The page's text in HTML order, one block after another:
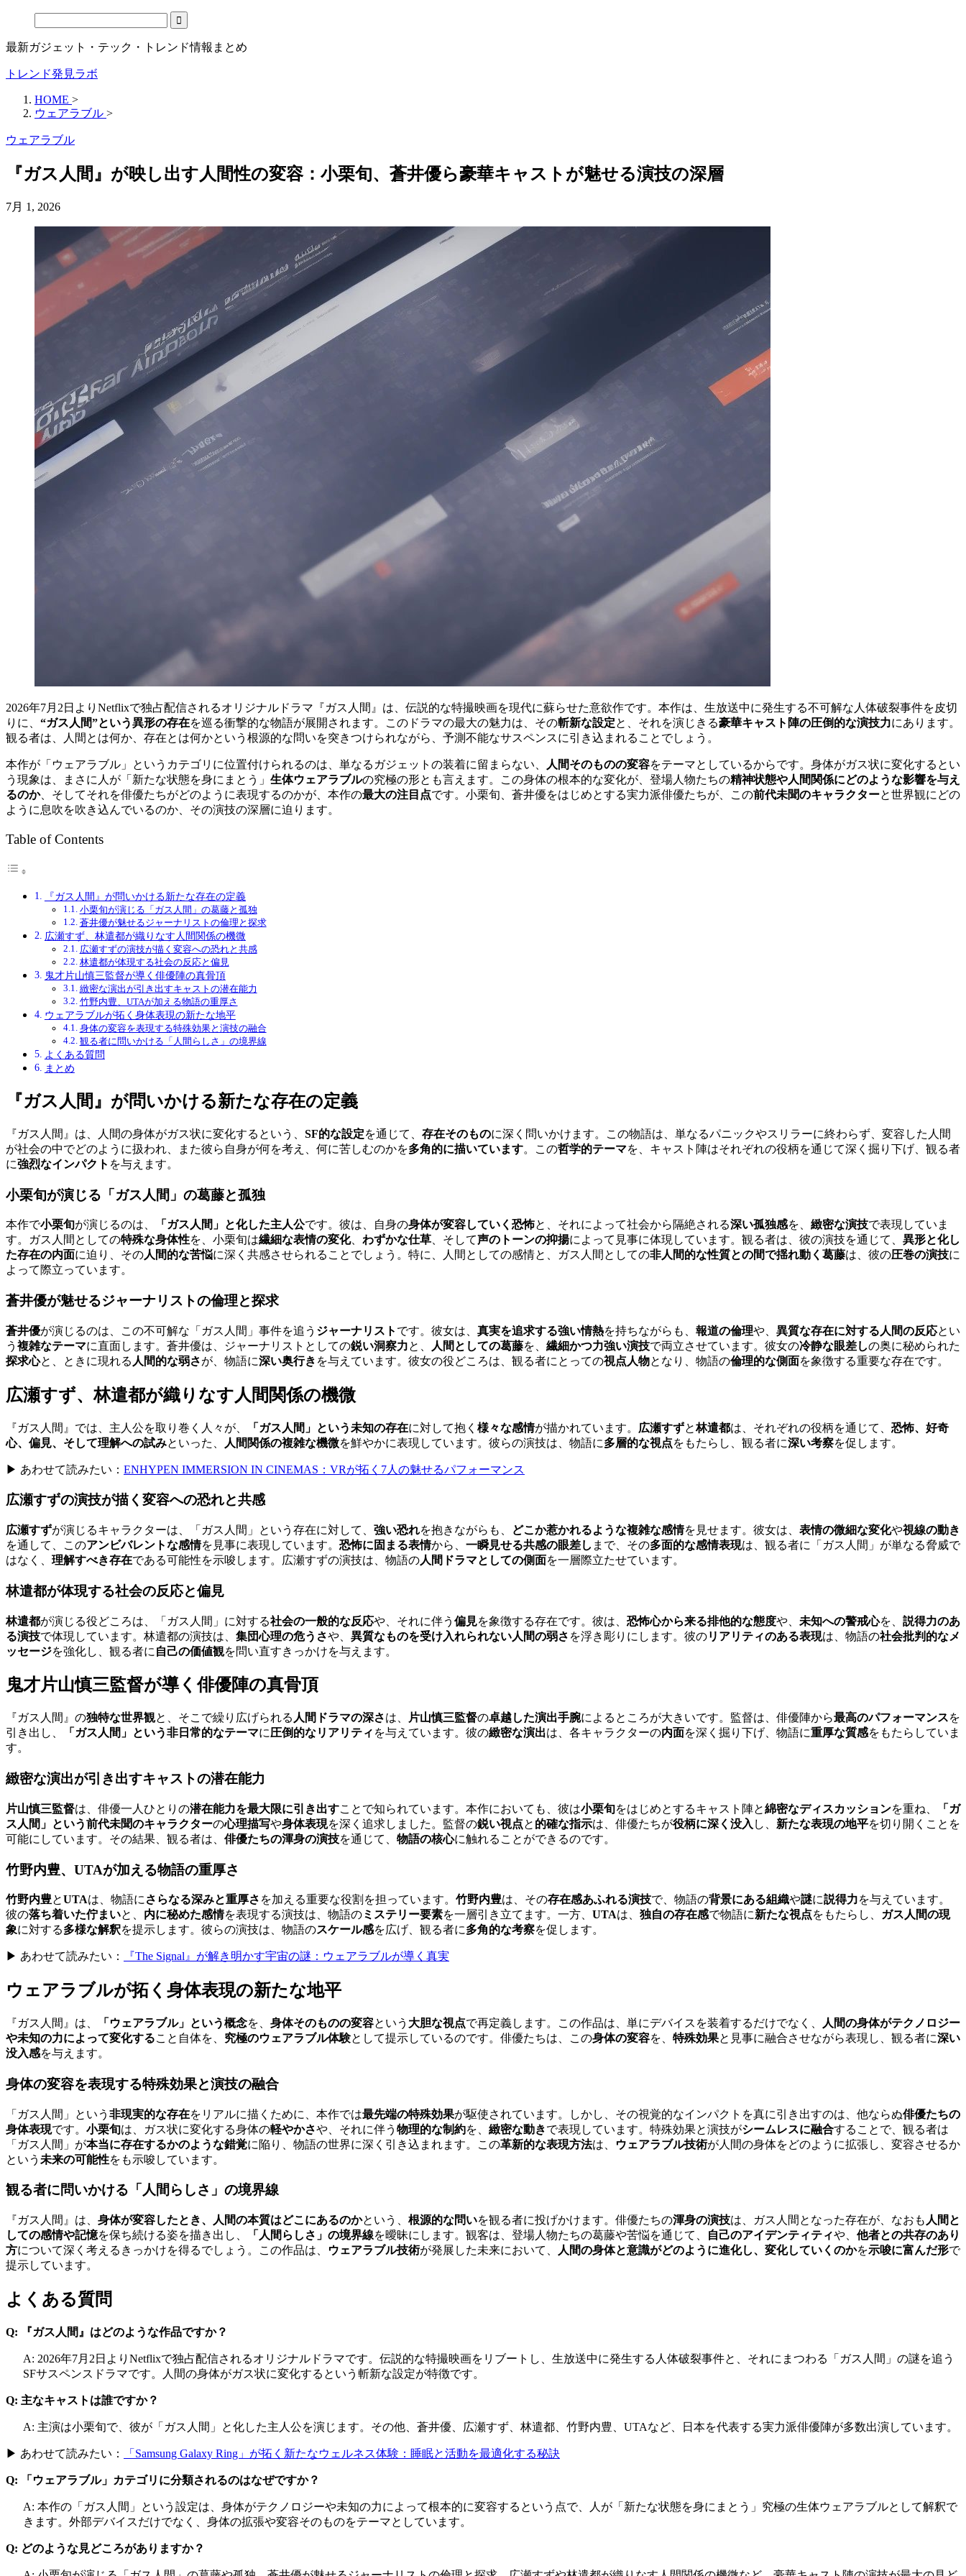
最新ガジェット・テック・トレンド情報まとめ
トレンド発見ラボ
HOME >
ウェアラブル >
ウェアラブル
『ガス人間』が映し出す人間性の変容：小栗旬、蒼井優ら豪華キャストが魅せる演技の深層
7月 1, 2026
2026年7月2日よりNetflixで独占配信されるオリジナルドラマ『ガス人間』は、伝説的な特撮映画を現代に蘇らせた意欲作です。本作は、生放送中に発生する不可解な人体破裂事件を皮切
りに、 “ガス人間”という異形の存在を巡る衝撃的な物語が展開されます。このドラマの最大の魅力は、その斬新な設定と、それを演じきる豪華キャスト陣の圧倒的な演技力にあります。
観る者は、人間とは何か、存在とは何かという根源的な問いを突きつけられながら、予測不能なサスペンスに引き込まれることでしょう。
本作が「ウェアラブル」というカテゴリに位置付けられるのは、単なるガジェットの装着に留まらない、 人間そのものの変容をテーマとしているからです。身体がガス状に変化するとい
う現象は、まさに人が「新たな状態を身にまとう」 生体ウェアラブルの究極の形とも言えます。この身体の根本的な変化が、登場人物たちの精神状態や人間関係にどのような影響を与え
るのか、そしてそれを俳優たちがどのように表現するのかが、本作の最大の注目点です。小栗旬、蒼井優をはじめとする実力派俳優たちが、この前代未聞のキャラクターと世界観にどの
ように息吹を吹き込んでいるのか、その演技の深層に迫ります。
Table of Contents
『ガス人間』が問いかける新たな存在の定義
小栗旬が演じる「ガス人間」の葛藤と孤独
蒼井優が魅せるジャーナリストの倫理と探求
広瀬すず、林遣都が織りなす人間関係の機微
広瀬すずの演技が描く変容への恐れと共感
林遣都が体現する社会の反応と偏見
鬼才片山慎三監督が導く俳優陣の真骨頂
緻密な演出が引き出すキャストの潜在能力
竹野内豊、UTAが加える物語の重厚さ
ウェアラブルが拓く身体表現の新たな地平
身体の変容を表現する特殊効果と演技の融合
観る者に問いかける「人間らしさ」の境界線
よくある質問
まとめ
『ガス人間』が問いかける新たな存在の定義
『ガス人間』は、人間の身体がガス状に変化するという、 SF的な設定を通じて、 存在そのものに深く問いかけます。この物語は、単なるパニックやスリラーに終わらず、変容した人間
が社会の中でどのように扱われ、また彼ら自身が何を考え、何に苦しむのかを多角的に描いています。この哲学的テーマを、キャスト陣はそれぞれの役柄を通じて深く掘り下げ、観る者
に強烈なインパクト を与えます。
小栗旬が演じる「ガス人間」の葛藤と孤独
本作で小栗旬が演じるのは、 「ガス人間」と化した主人公です。彼は、自身の身体が変容していく恐怖と、それによって社会から隔絶される深い孤独感を、 緻密な演技で表現していま
す。ガス人間としての特殊な身体性を、小栗旬は繊細な表情の変化、 わずかな仕草、そして声のトーンの抑揚によって見事に体現しています。観る者は、彼の演技を通じて、 異形と化し
た存在の内面に迫り、その人間的な苦悩に深く共感させられることでしょう。特に、人間としての感情と、ガス人間としての非人間的な性質との間で揺れ動く葛藤は、彼の圧巻の演技に
よって際立っています。
蒼井優が魅せるジャーナリストの倫理と探求
蒼井優が演じるのは、この不可解な「ガス人間」事件を追う ジャーナリスト です。彼女は、 真実を追求する強い情熱を持ちながらも、 報道の倫理や、 異質な存在に対する人間の反応とい
う 複雑なテーマに直面します。蒼井優は、ジャーナリストとしての鋭い洞察力と、 人間としての葛藤を、 繊細かつ力強い演技で両立させています。彼女の冷静な眼差しの奥に秘められた
探求心と、ときに現れる 人間的な弱さが、物語に深い奥行き を与えています。彼女の役どころは、観る者にとっての視点人物となり、物語の倫理的な側面を象徴する重要な存在です。
広瀬すず、林遣都が織りなす人間関係の機微
『ガス人間』では、主人公を取り巻く人々が、 「ガス人間」という未知の存在に対して抱く 様々な感情が描かれています。 広瀬すずと林遣都は、それぞれの役柄を通じて、 恐怖、好奇
心、偏見、そして理解への試みといった、 人間関係の複雑な機微を鮮やかに表現しています。彼らの演技は、物語に多層的な視点をもたらし、観る者に深い考察を促します。
▶ あわせて読みたい： ENHYPEN IMMERSION IN CINEMAS：VRが拓く7人の魅せるパフォーマンス
広瀬すずの演技が描く変容への恐れと共感
広瀬すずが演じるキャラクターは、「ガス人間」という存在に対して、 強い恐れを抱きながらも、 どこか惹かれるような複雑な感情を見せます。彼女は、 表情の微細な変化や視線の動き
を通して、このアンビバレントな感情を見事に表現しています。 恐怖に固まる表情から、 一瞬見せる共感の眼差し まで、その多面的な感情表現は、観る者に「ガス人間」が単なる脅威で
はなく、 理解すべき存在である可能性を示唆します。広瀬すずの演技は、物語の人間ドラマとしての側面を一層際立たせています。
林遣都が体現する社会の反応と偏見
林遣都が演じる役どころは、「ガス人間」に対する社会の一般的な反応や、それに伴う 偏見を象徴する存在です。彼は、 恐怖心から来る排他的な態度や、 未知への警戒心を、 説得力のあ
る演技で体現しています。林遣都の演技は、 集団心理の危うさや、 異質なものを受け入れられない人間の弱さ を浮き彫りにします。彼のリアリティのある表現は、物語の社会批判的なメ
ッセージを強化し、観る者に 自己の価値観を問い直すきっかけを与えます。
鬼才片山慎三監督が導く俳優陣の真骨頂
『ガス人間』の独特な世界観と、そこで繰り広げられる 人間ドラマの深さは、 片山慎三監督の卓越した演出手腕によるところが大きいです。監督は、俳優陣から最高のパフォーマンスを
引き出し、
「ガス人間」という非日常的なテーマに圧倒的なリアリティ を与えています。彼の緻密な演出は、各キャラクターの内面を深く掘り下げ、物語に重厚な質感をもたらしていま
す。
緻密な演出が引き出すキャストの潜在能力
片山慎三監督は、俳優一人ひとりの潜在能力を最大限に引き出すことで知られています。本作においても、彼は小栗旬をはじめとするキャスト陣と綿密なディスカッションを重ね、
「ガ
ス人間」という前代未聞のキャラクターの心理描写や身体表現を深く追求しました。監督の鋭い視点と 的確な指示は、俳優たちが役柄に深く没入 し、 新たな表現の地平を切り開くことを
可能にしています。その結果、観る者は、 俳優たちの渾身の演技を通じて、 物語の核心に触れることができるのです。
竹野内豊、UTAが加える物語の重厚さ
竹野内豊とUTAは、物語に さらなる深みと重厚さ を加える重要な役割を担っています。 竹野内豊は、その存在感あふれる演技で、物語の背景にある組織や謎に説得力を与えています。
彼の落ち着いた佇まいと、 内に秘めた感情を表現する演技は、物語のミステリー要素を一層引き立てます。一方、 UTAは、 独自の存在感で物語に新たな視点をもたらし、
ガス人間の現
象に対する多様な解釈を提示します。彼らの演技は、物語のスケール感を広げ、観る者に多角的な考察を促します。
▶ あわせて読みたい： 『The Signal』が解き明かす宇宙の謎：ウェアラブルが導く真実
ウェアラブルが拓く身体表現の新たな地平
『ガス人間』は、 「ウェアラブル」という概念を、 身体そのものの変容という 大胆な視点で再定義します。この作品は、単にデバイスを装着するだけでなく、
人間の身体がテクノロジー
や未知の力によって変化すること自体を、 究極のウェアラブル体験として提示しているのです。俳優たちは、この身体の変容を、 特殊効果と見事に融合させながら表現し、観る者に深い
没入感を与えます。
身体の変容を表現する特殊効果と演技の融合
「ガス人間」という 非現実的な存在をリアルに描くために、本作では最先端の特殊効果が駆使されています。しかし、その視覚的なインパクトを真に引き出すのは、他ならぬ俳優たちの
身体表現です。 小栗旬は、ガス状に変化する身体の軽やかさや、それに伴う 物理的な制約を、 緻密な動きで表現しています。特殊効果と演技がシームレスに融合することで、観る者は
「ガス人間」が本当に存在するかのような錯覚に陥り、物語の世界に深く引き込まれます。この革新的な表現方法は、 ウェアラブル技術が人間の身体をどのように拡張し、変容させるか
という 未来の可能性をも示唆しています。
観る者に問いかける「人間らしさ」の境界線
『ガス人間』は、 身体が変容したとき、人間の本質はどこにあるのかという、 根源的な問いを観る者に投げかけます。俳優たちの渾身の演技は、ガス人間となった存在が、なおも 人間と
しての感情や記憶を保ち続ける姿を描き出し、 「人間らしさ」の境界線を曖昧にします。観客は、登場人物たちの葛藤や苦悩を通じて、 自己のアイデンティティや、 他者との共存のあり
方について深く考えるきっかけを得るでしょう。この作品は、 ウェアラブル技術が発展した未来において、 人間の身体と意識がどのように進化し、変化していくのかを示唆に富んだ形で
提示しています。
よくある質問
Q: 『ガス人間』はどのような作品ですか？
A: 2026年7月2日よりNetflixで独占配信されるオリジナルドラマです。伝説的な特撮映画をリブートし、生放送中に発生する人体破裂事件と、それにまつわる「ガス人間」の謎を追う
SFサスペンスドラマです。人間の身体がガス状に変化するという斬新な設定が特徴です。
Q: 主なキャストは誰ですか？
A: 主演は小栗旬で、彼が「ガス人間」と化した主人公を演じます。その他、蒼井優、広瀬すず、林遣都、竹野内豊、UTAなど、日本を代表する実力派俳優陣が多数出演しています。
▶ あわせて読みたい： 「Samsung Galaxy Ring」が拓く新たなウェルネス体験：睡眠と活動を最適化する秘訣
Q: 「ウェアラブル」カテゴリに分類されるのはなぜですか？
A: 本作の「ガス人間」という設定は、身体がテクノロジーや未知の力によって根本的に変容するという点で、人が「新たな状態を身にまとう」究極の生体ウェアラブルとして解釈で
きます。外部デバイスだけでなく、身体の拡張や変容そのものをテーマとしています。
Q: どのような見どころがありますか？